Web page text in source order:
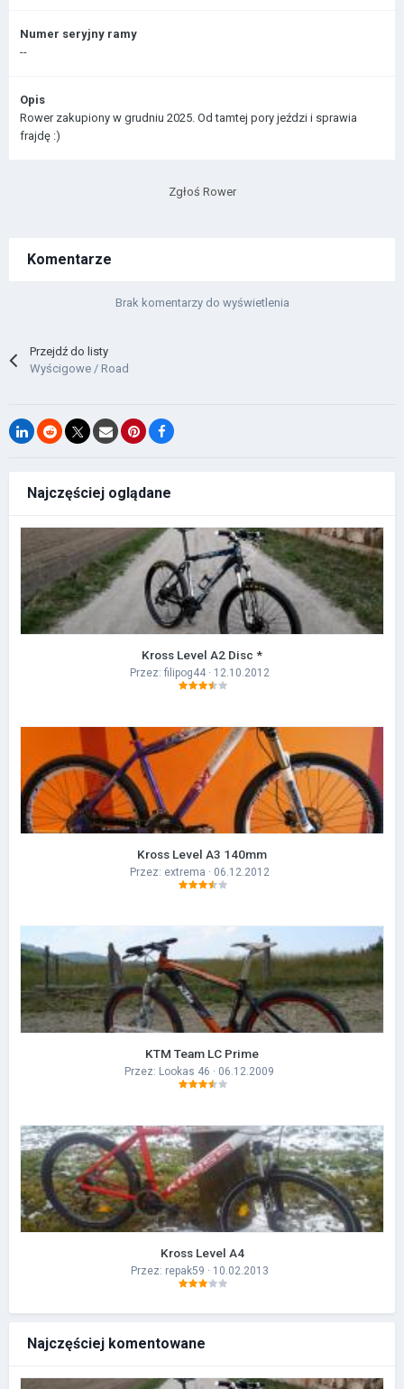
Numer seryjny ramy
--
Opis
Rower zakupiony w grudniu 2025. Od tamtej pory jeździ i sprawia
frajdę :)
Zgłoś Rower
Komentarze
Brak komentarzy do wyświetlenia
Przejdź do listy
Wyścigowe / Road
Najczęściej oglądane
Kross Level A2 Disc *
Przez: filipog44· 12.10.2012
Kross Level A3 140mm
Przez: extrema · 06.12.2012
KTM Team LC Prime
Przez: Lookas 46 · 06.12.2009
Kross Level A4
Przez: repak59 · 10.02.2013
Najczęściej komentowane